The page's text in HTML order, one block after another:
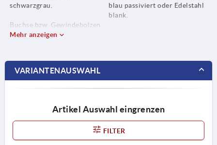
schwarzgrau.
Buchse bzw. Gewindebolzen
aus Stahl 5.8 oder Edelstahl
blau passiviert oder Edelstahl
blank.
Mehr anzeigen
VARIANTENAUSWAHL
Artikel Auswahl eingrenzen
FILTER